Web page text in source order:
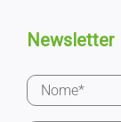
Newsletter